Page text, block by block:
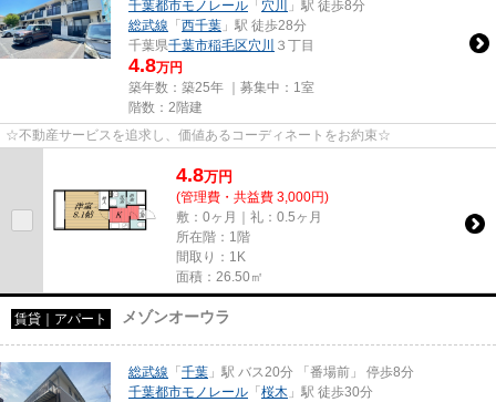
千葉都市モノレール 「穴川
」駅 徒歩8分
総武線 「西千葉 」駅 徒歩28分
千葉県千葉市稲毛区穴川 ３丁目
4.8万円
築年数：築25年 ｜募集中： 1室
階数：2階建
☆不動産サービスを追求し、価値あるコーディネートをお約束☆
4.8万円
(管理費・共益費 3,000円)
敷：0ヶ月｜礼：0.5ヶ月
所在階：1階
間取り：1K
面積：26.50㎡
賃貸｜アパート メゾンオーウラ
総武線 「千葉 」駅 バス20分 「番場前」 停歩8分
千葉都市モノレール 「桜木 」駅 徒歩30分